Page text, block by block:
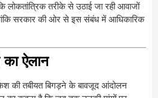
लोकतांत्रिक तरीके से उठाई जा रही आवाजों
सरकार की ओर से इस संबंध में आधिकारिक
ऐलान
की तबीयत बिगड़ने के बावजूद आंदोलन